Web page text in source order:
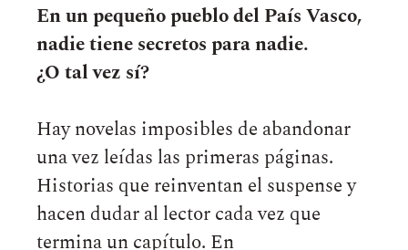
En un pequeño pueblo del País Vasco,
nadie tiene secretos para nadie.
¿O tal vez sí?
Hay novelas imposibles de abandonar
una vez leídas las primeras páginas.
Historias que reinventan el suspense y
hacen dudar al lector cada vez que
termina un capítulo. En